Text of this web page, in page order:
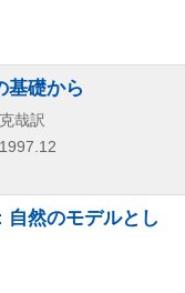
基礎から
哉訳
1997.12
然のモデルとし